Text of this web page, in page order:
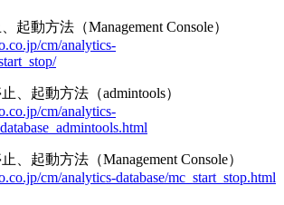
起動方法（Management Console）
cm/analytics-
、起動方法（admintools）
cm/analytics-
、起動方法（Management Console）
cm/analytics-database/mc_start_stop.html